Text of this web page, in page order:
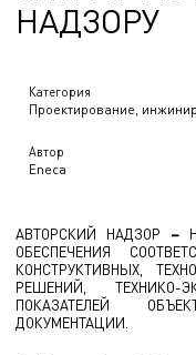
НАДЗОРУ
Категория
Проектирование,
Автор
Eneca
АВТОРСКИЙ НАДЗОР –
ОБЕСПЕЧЕНИЯ
КОНСТРУКТИВНЫХ,
РЕШЕНИЙ, ТЕХНИКО-
ПОКАЗАТЕЛЕЙ
ДОКУМЕНТАЦИИ.